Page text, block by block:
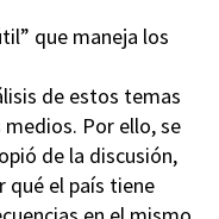
que maneja los
de estos temas
medios. Por ello, se
de la discusión,
qué el país tiene